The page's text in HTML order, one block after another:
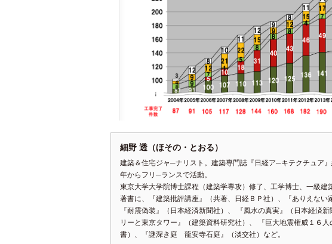
細野 透（ほその・とおる）
建築＆住宅ジャ─ナリスト。建築専門誌『日経ア─キテクチュア
年からフリ─ランスで活動。
東京大学大学院博士課程（建築学専攻）修了、工学博士、一級建
著書に、『建築批評講座』（共著、日経ＢＰ社）、『ありえない
『耐震偽装』（日本経済新聞社）、 『風水の真実』（日本経済
リーと東京タワー』（建築資料研究社）、 『巨大地震権威１６
書）、『謎深き庭 龍安寺石庭』（淡交社）など。